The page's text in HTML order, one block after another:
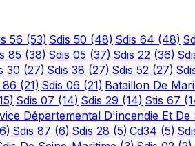
56 (53) Sdis 50 (48) Sdis 64 (48)
85 (38) Sdis 05 (37) Sdis 22 (36)
30 (27) Sdis 38 (27) Sdis 52 (27)
86 (21) Sdis 06 (21) Bataillon De
Sdis 07 (14) Sdis 29 (14) Stis 67
Départemental D'incendie Et
Sdis 87 (6) Sdis 28 (5) Cd34 (5)